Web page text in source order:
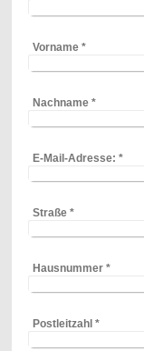
Vorname*
Nachname*
E-Mail-Adresse: *
Straße*
Hausnummer*
Postleitzahl *